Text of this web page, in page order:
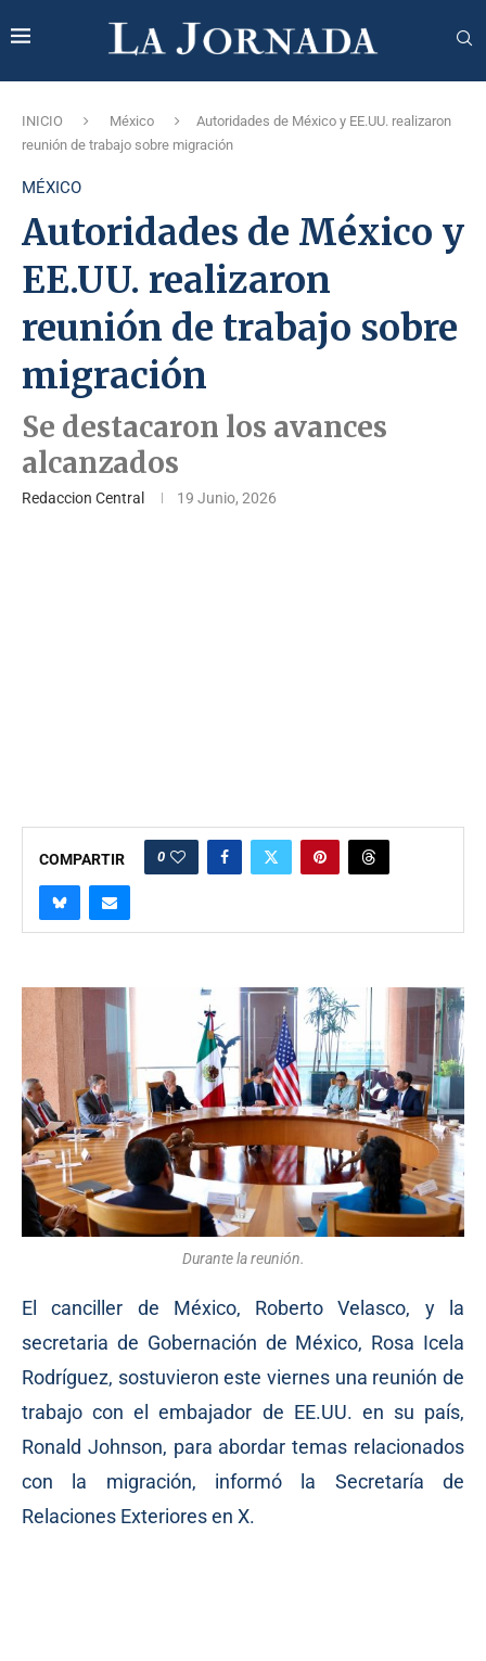
INICIO México
Autoridades de México y EE.UU. realizaron
reunión de trabajo sobre migración
MÉXICO
Autoridades de México y
EE.UU. realizaron
reunión de trabajo sobre
migración
Se destacaron los avances
alcanzados
Redaccion Central 19 Junio, 2026
COMPARTIR 0
Durante la reunión.
El canciller de México, Roberto Velasco, y la
secretaria de Gobernación de México, Rosa Icela
Rodríguez, sostuvieron este viernes una reunión de
trabajo con el embajador de EE.UU. en su país,
Ronald Johnson, para abordar temas relacionados
con la migración, informó la Secretaría de
Relaciones Exteriores en X.